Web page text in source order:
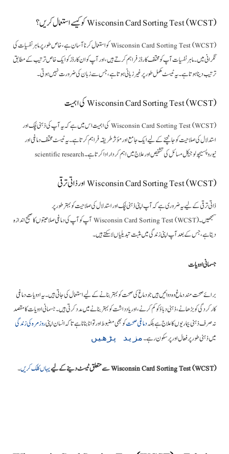
Wisconsin Card Sorting Test (WCST) کو کیسے استعمال کریں؟
Wisconsin Card Sorting Test (WCST) کو استعمال کرنا آسان ہے، خاص طور پر ماہر نفسیات کی
نگرانی میں۔ ماہر نفسیات آپ کو مختلف کارڈز فراہم کرتے ہیں، اور آپ کو ان کارڈز کو ایک خاص ترتیب کے مطابق
ترتیب دینا ہوتا ہے۔ یہ ٹیسٹ مکمل طور پر غیر زبانی ہوتا ہے، جس سے زبان کی ضرورت نہیں ہوتی۔
Wisconsin Card Sorting Test (WCST) کی اہمیت
Wisconsin Card Sorting Test (WCST) کی اہمیت اس میں ہے کہ یہ آپ کی ذہنی لچک اور
استدلال کی صلاحیت کو جانچنے کے لیے ایک جامع اور مؤثر طریقہ فراہم کرتا ہے۔ یہ ٹیسٹ مختلف دماغی اور
نیوروپسیچولوجیکل مسائل کی تشخیص اور علاج میں اہم کردار ادا کرتا ہے۔ scientific research
Wisconsin Card Sorting Test (WCST) اور ذاتی ترقی
ذاتی ترقی کے لیے یہ ضروری ہے کہ آپ اپنی ذہنی لچک اور استدلال کی صلاحیت کو بہتر طور پر
سمجھیں۔ Wisconsin Card Sorting Test (WCST) آپ کو آپ کی دماغی صلاحیتوں کا صحیح اندازہ
دیتا ہے، جس کے بعد آپ اپنی زندگی میں مثبت تبدیلیاں لا سکتے ہیں۔
جسمانی ادویات
برائے صحت مند دماغ وہ دوائیں ہیں جو دماغ کی صحت کو بہتر بنانے کے لیے استعمال کی جاتی ہیں۔ یہ ادویات دماغی
کارکردگی کو بڑھانے، ذہنی دباؤ کو کم کرنے، اور یادداشت کو بہتر بنانے میں مدد کرتی ہیں۔ جسمانی ادویات کا مقصد
نہ صرف ذہنی بیماریوں کا علاج ہے بلکہدماغی صحتکو بھی مضبوط اور توانا بنانا ہے تاکہ انسان اپنیروزمرہ کی زندگی
میں ذہنی طور پر فعال اور پر سکون رہے۔مزید پڑھیں
Wisconsin Card Sorting Test (WCST) سے متعلق ٹیسٹ دینے کے لیے یہاں کلک کریں۔